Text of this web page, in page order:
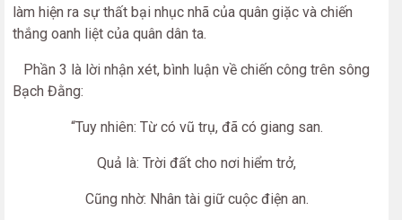
làm hiện ra sự thất bại nhục nhã của quân giặc và chiến
thắng oanh liệt của quân dân ta.
Phần 3 là lời nhận xét, bình luận về chiến công trên sông
Bạch Đằng:
“Tuy nhiên: Từ có vũ trụ, đã có giang san.
Quả là: Trời đất cho nơi hiểm trở,
Cũng nhờ: Nhân tài giữ cuộc điện an.